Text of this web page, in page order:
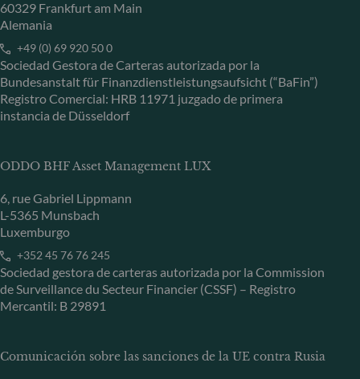
60329 Frankfurt am Main
Alemania
+49 (0) 69 920 50 0
Sociedad Gestora de Carteras autorizada por la
Bundesanstalt für Finanzdienstleistungsaufsicht (“BaFin”)
Registro Comercial: HRB 11971 juzgado de primera
instancia de Düsseldorf
ODDO BHF Asset Management LUX
6, rue Gabriel Lippmann
L-5365 Munsbach
Luxemburgo
+352 45 76 76 245
Sociedad gestora de carteras autorizada por la Commission
de Surveillance du Secteur Financier (CSSF) – Registro
Mercantil: B 29891
Comunicación sobre las sanciones de la UE contra Rusia